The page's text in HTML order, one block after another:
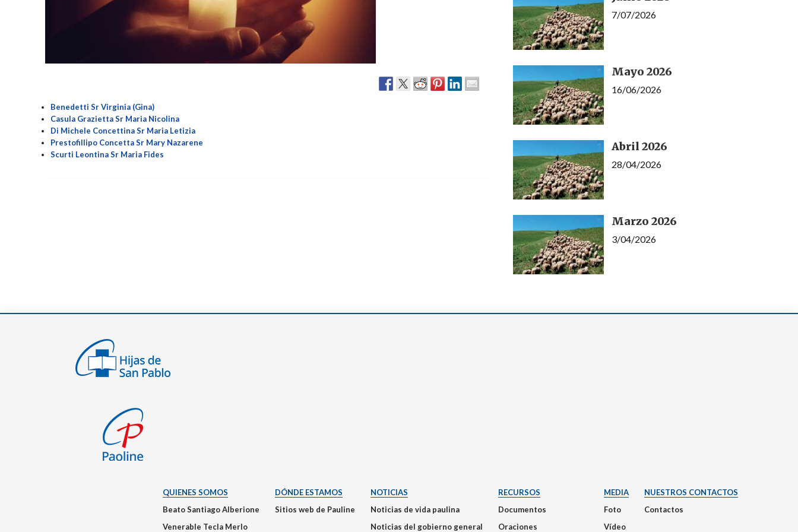
Narzole
San Lorenzo di Fossano
Susa
Benedetti Sr Virginia (Gina)
Casula Grazietta Sr Maria Nicolina
Di Michele Concettina Sr Maria Letizia
Prestofillipo Concetta Sr Mary Nazarene
Scurti Leontina Sr Maria Fides
7/07/2026
Mayo 2026
16/06/2026
Abril 2026
28/04/2026
Marzo 2026
3/04/2026
QUIENES SOMOS
Beato Santiago Alberione
Venerable Tecla Merlo
DÓNDE ESTAMOS
Sitios web de Pauline
NOTICIAS
Noticias de vida paulina
Noticias del gobierno general
RECURSOS
Documentos
Oraciones
MEDIA
Foto
Vídeo
NUESTROS CONTACTOS
Contactos